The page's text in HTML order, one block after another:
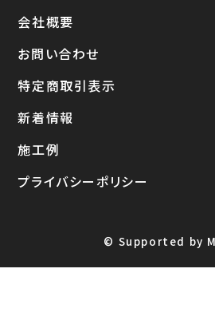
会社概要
お問い合わせ
特定商取引表示
新着情報
施工例
プライバシーポリシー
© Supported by